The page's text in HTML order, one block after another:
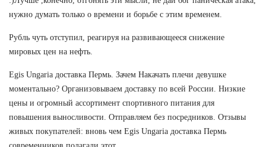
нужно думать только о времени и борьбе с этим временем.
Рубль чуть отступил, реагируя на развивающееся снижение
мировых цен на нефть.
Egis Ungaria доставка Пермь. Зачем Накачать плечи девушке
моментально? Организовываем доставку по всей России. Низкие
цены и огромный ассортимент спортивного питания для
повышения выносливости. Отправляем без посредников. Отзывы
живых покупателей: вновь чем Egis Ungaria доставка Пермь